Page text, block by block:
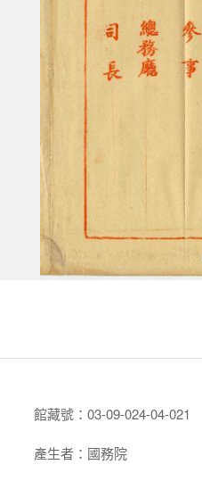
館藏號：03-09-024-04-021
產生者：國務院